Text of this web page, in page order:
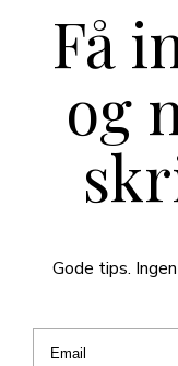
Få
og
Gode tips.